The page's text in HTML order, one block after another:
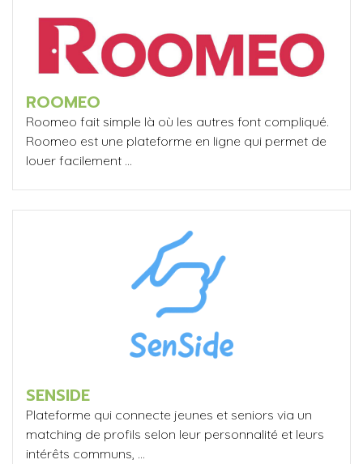
ROOMEO
Roomeo fait simple là où les autres font compliqué.
Roomeo est une plateforme en ligne qui permet de
louer facilement ...
SENSIDE
Plateforme qui connecte jeunes et seniors via un
matching de profils selon leur personnalité et leurs
intérêts communs, ...